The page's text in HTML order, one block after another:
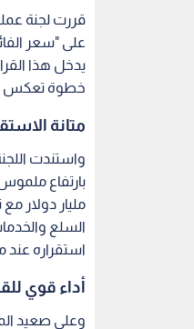
قررت لجنة
خطوة تعكس
متانة
واستندت
استقراره عند مستوى منخفض بلغ
أداء قوي
وعلى صعيد